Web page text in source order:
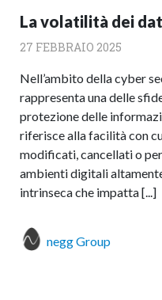
La volatilità dei
27 FEBBRAIO 2025
Nell’ambito della cyber
rappresenta una delle
protezione delle
riferisce alla facilità con
modificati, cancellati o
ambienti digitali
intrinseca che impatta [...]
negg Group